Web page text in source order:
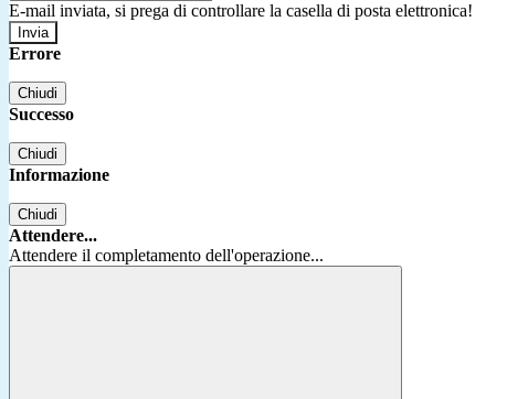
E-mail inviata, si prega di controllare la casella di posta elettronica!
Errore
Chiudi
Successo
Chiudi
Informazione
Chiudi
Attendere...
Attendere il completamento dell'operazione...